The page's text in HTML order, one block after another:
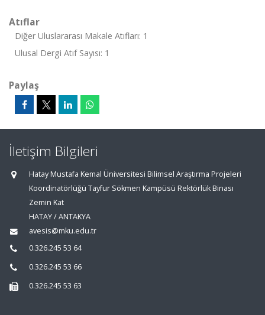
Atıflar
Diğer Uluslararası Makale Atıfları: 1
Ulusal Dergi Atıf Sayısı: 1
Paylaş
İletişim Bilgileri
Hatay Mustafa Kemal Üniversitesi Bilimsel Araştırma Projeleri
Koordinatörlüğü Tayfur Sökmen Kampüsü Rektörlük Binası
Zemin Kat
HATAY / ANTAKYA
avesis@mku.edu.tr
0.326.245 53 64
0.326.245 53 66
0.326.245 53 63